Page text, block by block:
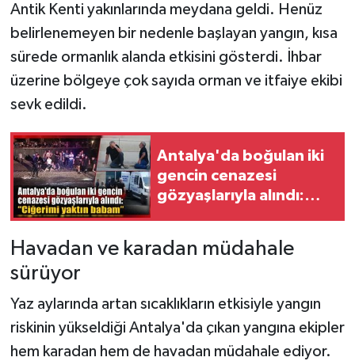
Antik Kenti yakınlarında meydana geldi. Henüz
belirlenemeyen bir nedenle başlayan yangın, kısa
sürede ormanlık alanda etkisini gösterdi. İhbar
üzerine bölgeye çok sayıda orman ve itfaiye ekibi
sevk edildi.
Antalya'da boğulan iki
gencin cenazesi
gözyaşlarıyla alındı:
Havadan ve karadan müdahale
sürüyor
Yaz aylarında artan sıcaklıkların etkisiyle yangın
riskinin yükseldiği Antalya'da çıkan yangına ekipler
hem karadan hem de havadan müdahale ediyor.